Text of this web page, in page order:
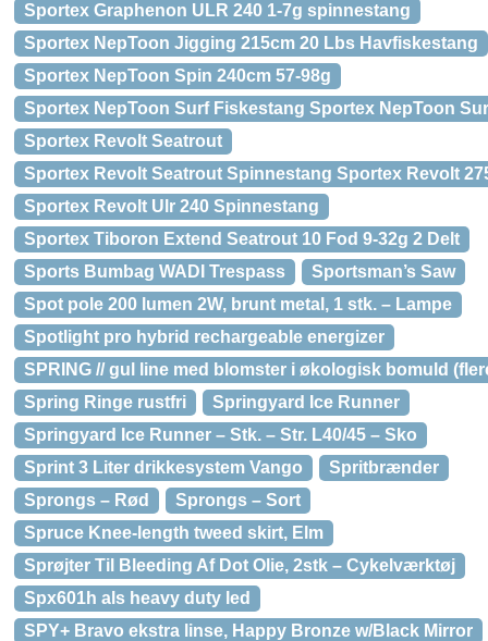
Sportex Graphenon ULR 240 1-7g spinnestang
Sportex NepToon Jigging 215cm 20 Lbs Havfiskestang
Sportex NepToon Spin 240cm 57-98g
Sportex NepToon Surf Fiskestang Sportex NepToon
Sportex Revolt Seatrout
Sportex Revolt Seatrout Spinnestang Sportex Revolt
Sportex Revolt Ulr 240 Spinnestang
Sportex Tiboron Extend Seatrout 10 Fod 9-32g 2 Delt
Sports Bumbag WADI Trespass
Sportsman’s Saw
Spot pole 200 lumen 2W, brunt metal, 1 stk. – Lampe
Spotlight pro hybrid rechargeable energizer
SPRING // gul line med blomster i økologisk bomuld
Spring Ringe rustfri
Springyard Ice Runner
Springyard Ice Runner – Stk. – Str. L40/45 – Sko
Sprint 3 Liter drikkesystem Vango
Spritbrænder
Sprongs – Rød
Sprongs – Sort
Spruce Knee-length tweed skirt, Elm
Sprøjter Til Bleeding Af Dot Olie, 2stk – Cykelværktøj
Spx601h als heavy duty led
SPY+ Bravo ekstra linse, Happy Bronze w/Black Mirror